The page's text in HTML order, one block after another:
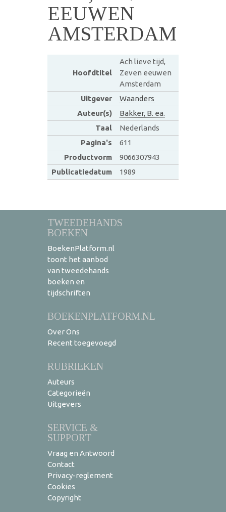
EEUWEN
AMSTERDAM
Hoofdtitel
Ach lieve tijd,
Zeven eeuwen
Amsterdam
Uitgever
Waanders
Auteur(s)
Bakker, B. ea.
Taal
Nederlands
Pagina's
611
Productvorm
9066307943
Publicatiedatum
1989
TWEEDEHANDS
BOEKEN
BoekenPlatform.nl
toont het aanbod
van tweedehands
boeken en
tijdschriften
BOEKENPLATFORM.NL
Over Ons
Recent toegevoegd
RUBRIEKEN
Auteurs
Categorieën
Uitgevers
SERVICE &
SUPPORT
Vraag en Antwoord
Contact
Privacy-reglement
Cookies
Copyright